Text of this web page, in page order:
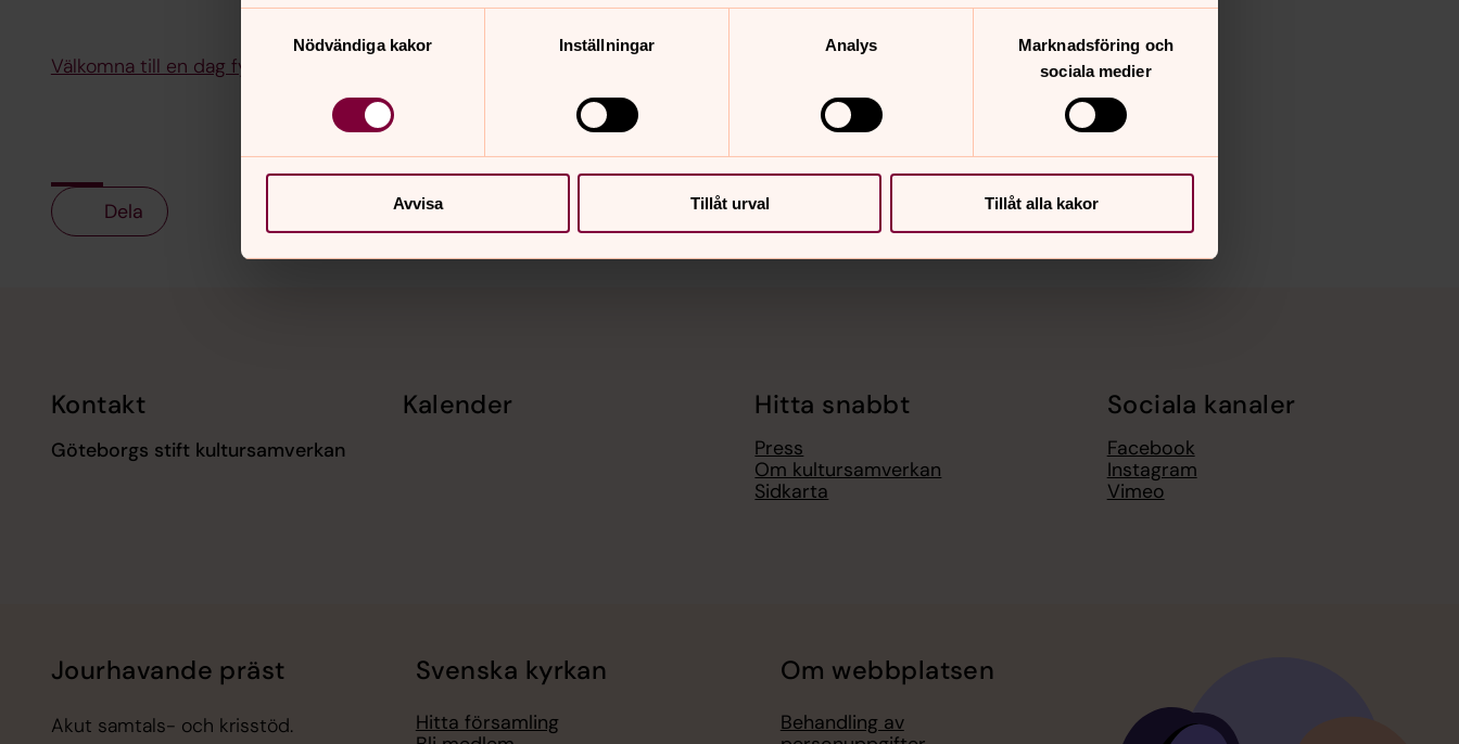
Nödvändiga kakor
Inställningar Analys
Marknadsföring och
sociala medier
Avvisa Tillåt urval Tillåt alla kakor
Välkomna till en dag fylld av aktiviteter, program finns att läsa här.
Dela
Kontakt
Göteborgs stift kultursamverkan
Kalender Hitta snabbt
Press
Om kultursamverkan
Sidkarta
Sociala kanaler
Facebook
Instagram
Vimeo
Jourhavande präst
Akut samtals- och krisstöd.
Svenska kyrkan
Hitta församling
Om webbplatsen
Behandling av